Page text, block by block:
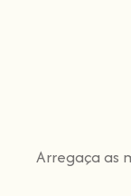
Arregaça as